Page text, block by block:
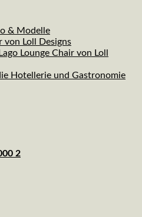
& Modelle
von Loll Designs
Lounge Chair von Loll
Hotellerie und Gastronomie
2